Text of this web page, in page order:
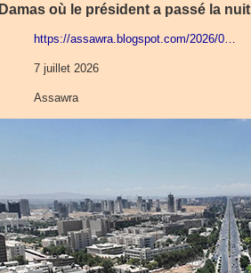
Damas où le président a passé la nuit
https://assawra.blogspot.com/2026/0…
7 juillet 2026
Assawra